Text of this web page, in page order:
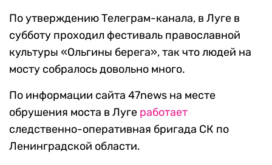
По утверждению Телеграм-канала, в Луге в
субботу проходил фестиваль православной
культуры «Ольгины берега», так что людей на
мосту собралось довольно много.
По информации сайта 47news на месте
обрушения моста в Луге работает
следственно-оперативная бригада СК по
Ленинградской области.